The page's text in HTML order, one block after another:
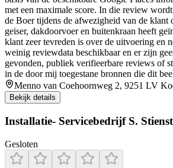
met een maximale score. In die review
de Boer tijdens de afwezigheid van de klant
geiser, dakdoorvoer en buitenkraan heeft
klant zeer tevreden is over de uitvoering en
weinig reviewdata beschikbaar en er zijn
gevonden, publiek verifieerbare reviews of
in de door mij toegestane bronnen die dit
Menno van Coehoornweg 2, 9251 LV
Bekijk details
Installatie- Servicebedrijf S.
Gesloten